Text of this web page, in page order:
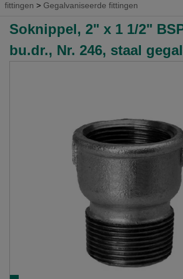
fittingen
Gegalvaniseerde fittingen
Soknippel, 2" x 1 1/2"
bu.dr., Nr. 246, staal